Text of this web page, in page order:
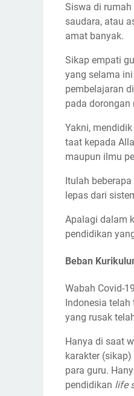
Siswa di
saudara, atau
amat banyak.
Sikap empati
yang selama
pembelajaran
pada dorongan
Yakni,
taat kepada
maupun ilmu
Itulah
lepas dari
Apalagi dalam
pendidikan
Beban
Wabah Covid-
Indonesia
yang rusak
Hanya di saat
karakter
para guru.
pendidikan life